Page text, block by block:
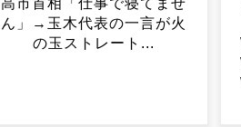
私有地に不審者が出たので
撃退した結果！
WWWWWWWWWWWWW